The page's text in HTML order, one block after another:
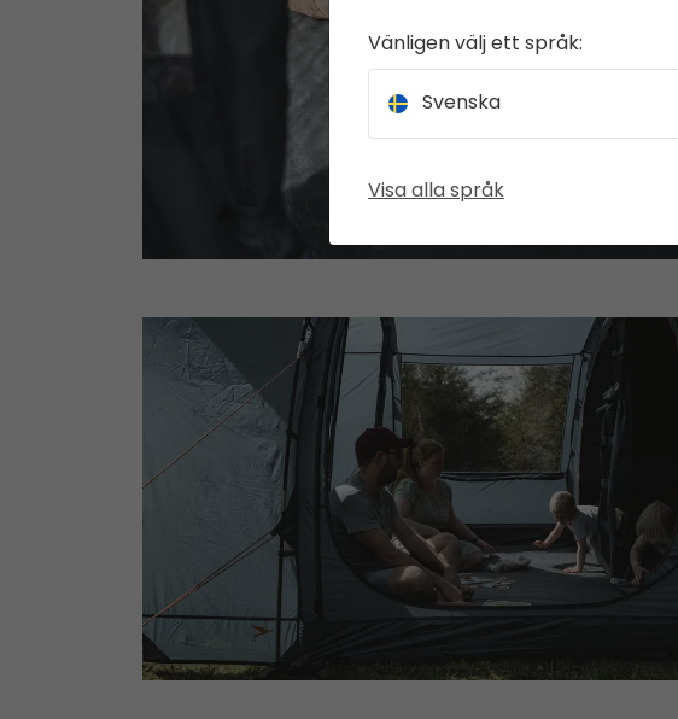
Vänligen välj ett språk:
Svenska
Visa alla språk